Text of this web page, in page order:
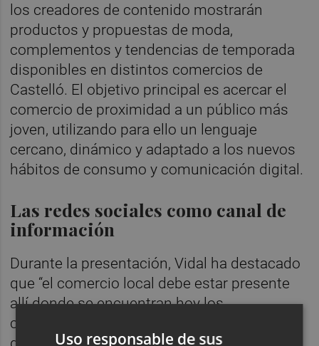
los creadores de contenido mostrarán
productos y propuestas de moda,
complementos y tendencias de temporada
disponibles en distintos comercios de
Castelló. El objetivo principal es acercar el
comercio de proximidad a un público más
joven, utilizando para ello un lenguaje
cercano, dinámico y adaptado a los nuevos
hábitos de consumo y comunicación digital.
Las redes sociales como canal de
información
Durante la presentación, Vidal ha destacado
que “el comercio local debe estar presente
allí donde se encuentran hoy los
consumidores, y especialmente los jóvenes,
Uso responsable de sus